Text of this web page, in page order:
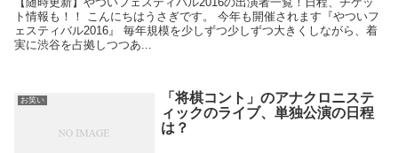
ト情報も！！ こんにちはうさぎです。 今年も開催されます『やついフ
ェスティバル2016』 毎年規模を少しずつ少しずつ大きくしながら、着
実に渋谷を占拠しつつあ...
お笑い
「将棋コント」のアナクロニステ
ィックのライブ、単独公演の日程
は？